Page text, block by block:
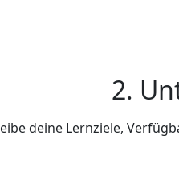
2.
deine Lernziele,